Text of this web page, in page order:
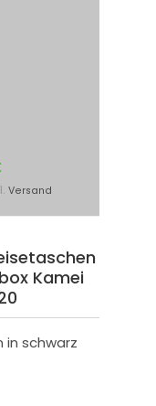
Versand
Kamei
in schwarz